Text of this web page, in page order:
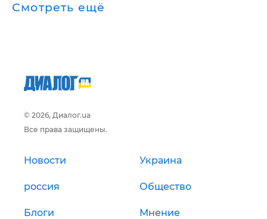
Смотреть ещё
© 2026, Диалог.ua
Все права защищены.
Новости Украина
россия Общество
Блоги Мнение